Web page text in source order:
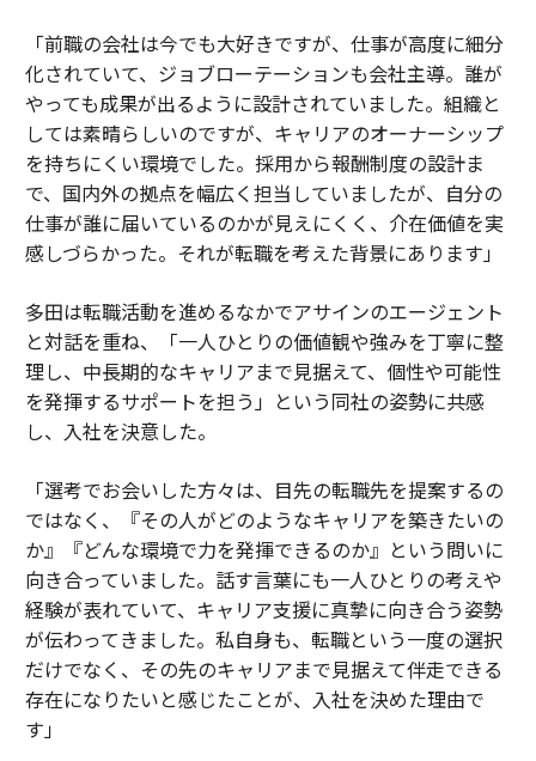
「前職の会社は今でも大好きですが、仕事が高度に細分
化されていて、ジョブローテーションも会社主導。誰が
やっても成果が出るように設計されていました。組織と
しては素晴らしいのですが、キャリアのオーナーシップ
を持ちにくい環境でした。採用から報酬制度の設計ま
で、国内外の拠点を幅広く担当していましたが、自分の
仕事が誰に届いているのかが見えにくく、介在価値を実
感しづらかった。それが転職を考えた背景にあります」
多田は転職活動を進めるなかでアサインのエージェント
と対話を重ね、「一人ひとりの価値観や強みを丁寧に整
理し、中長期的なキャリアまで見据えて、個性や可能性
を発揮するサポートを担う」という同社の姿勢に共感
し、入社を決意した。
「選考でお会いした方々は、目先の転職先を提案するの
ではなく、『その人がどのようなキャリアを築きたいの
か』『どんな環境で力を発揮できるのか』という問いに
向き合っていました。話す言葉にも一人ひとりの考えや
経験が表れていて、キャリア支援に真摯に向き合う姿勢
が伝わってきました。私自身も、転職という一度の選択
だけでなく、その先のキャリアまで見据えて伴走できる
存在になりたいと感じたことが、入社を決めた理由で
す」